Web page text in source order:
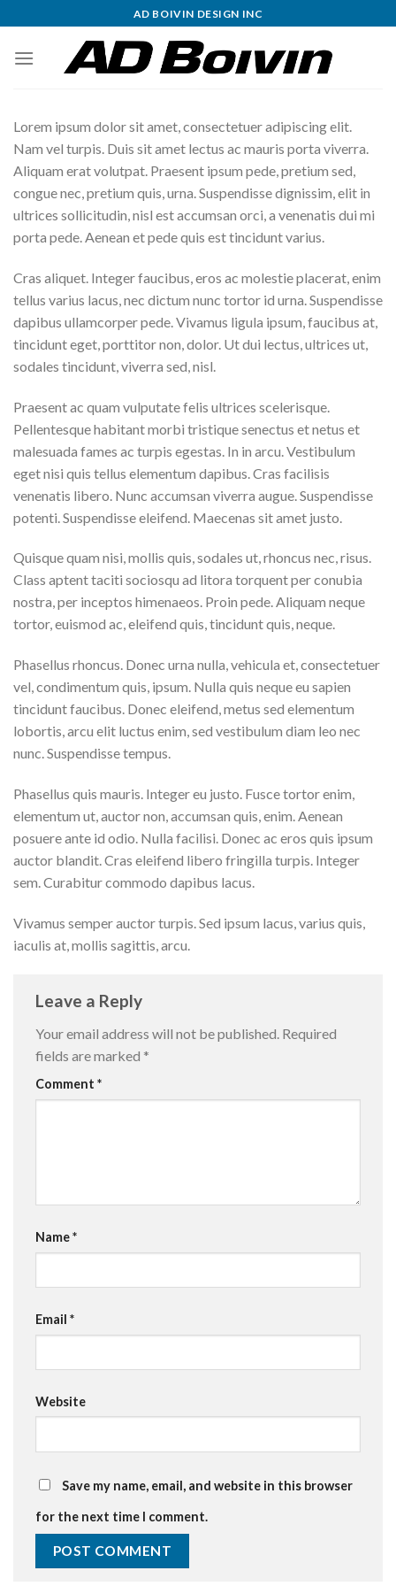
to
content
AD BOIVIN DESIGN INC
Lorem ipsum dolor sit amet, consectetuer adipiscing elit.
Nam vel turpis. Duis sit amet lectus ac mauris porta viverra.
Aliquam erat volutpat. Praesent ipsum pede, pretium sed,
congue nec, pretium quis, urna. Suspendisse dignissim, elit in
ultrices sollicitudin, nisl est accumsan orci, a venenatis dui mi
porta pede. Aenean et pede quis est tincidunt varius.
Cras aliquet. Integer faucibus, eros ac molestie placerat, enim
tellus varius lacus, nec dictum nunc tortor id urna. Suspendisse
dapibus ullamcorper pede. Vivamus ligula ipsum, faucibus at,
tincidunt eget, porttitor non, dolor. Ut dui lectus, ultrices ut,
sodales tincidunt, viverra sed, nisl.
Praesent ac quam vulputate felis ultrices scelerisque.
Pellentesque habitant morbi tristique senectus et netus et
malesuada fames ac turpis egestas. In in arcu. Vestibulum
eget nisi quis tellus elementum dapibus. Cras facilisis
venenatis libero. Nunc accumsan viverra augue. Suspendisse
potenti. Suspendisse eleifend. Maecenas sit amet justo.
Quisque quam nisi, mollis quis, sodales ut, rhoncus nec, risus.
Class aptent taciti sociosqu ad litora torquent per conubia
nostra, per inceptos himenaeos. Proin pede. Aliquam neque
tortor, euismod ac, eleifend quis, tincidunt quis, neque.
Phasellus rhoncus. Donec urna nulla, vehicula et, consectetuer
vel, condimentum quis, ipsum. Nulla quis neque eu sapien
tincidunt faucibus. Donec eleifend, metus sed elementum
lobortis, arcu elit luctus enim, sed vestibulum diam leo nec
nunc. Suspendisse tempus.
Phasellus quis mauris. Integer eu justo. Fusce tortor enim,
elementum ut, auctor non, accumsan quis, enim. Aenean
posuere ante id odio. Nulla facilisi. Donec ac eros quis ipsum
auctor blandit. Cras eleifend libero fringilla turpis. Integer
sem. Curabitur commodo dapibus lacus.
Vivamus semper auctor turpis. Sed ipsum lacus, varius quis,
iaculis at, mollis sagittis, arcu.
Leave a Reply
Your email address will not be published. Required
fields are marked *
Comment *
Name*
Email *
Website
Save my name, email, and website in this browser
for the next time I comment.